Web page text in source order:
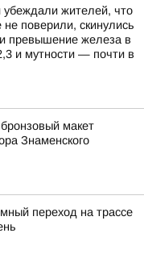
убеждали жителей, что
поверили, скинулись
превышение железа в
и мутности — почти в
макет
Знаменского
переход на трассе